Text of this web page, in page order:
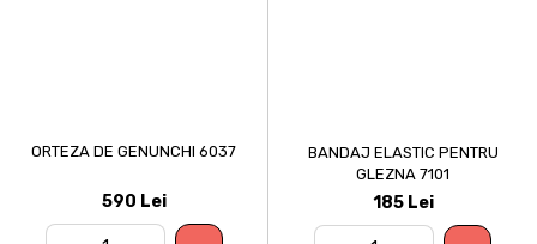
ORTEZA DE GENUNCHI 6037
590 Lei
BANDAJ ELASTIC PENTRU
GLEZNA 7101
185 Lei